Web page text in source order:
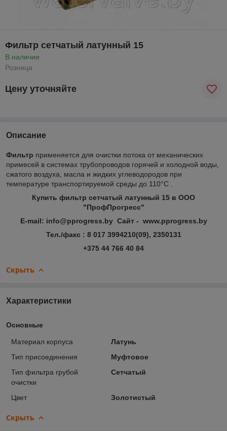
Фильтр сетчатый латунный 15
В наличии
Розница
Цену уточняйте
Описание
Фильтр применяется для очистки потока от механических
примесей в системах трубопроводов горячей и холодной воды,
сжатого воздуха, масла и жидких углеводородов при
температуре транспортируемой среды до 110°C .
Купить фильтр сетчатый латунный 15 в ООО
"ПрофПрогресс"
E-mail: info@pprogress.by Сайт - www.pprogress.by
Тел./факс : 8 017 3994210(09), 2350131
+375 44 766 40 84
Скрыть
Характеристики
Основные
Материал корпуса
Латунь
Тип присоединения
Муфтовое
Тип фильтра грубой
очистки
Сетчатый
Цвет Золотистый
Скрыть